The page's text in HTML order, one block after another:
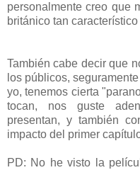
personalmente creo que
británico tan
También cabe decir que
los públicos,
yo, tenemos cierta
tocan, nos guste
presentan, y también
impacto del primer
PD: No he visto la